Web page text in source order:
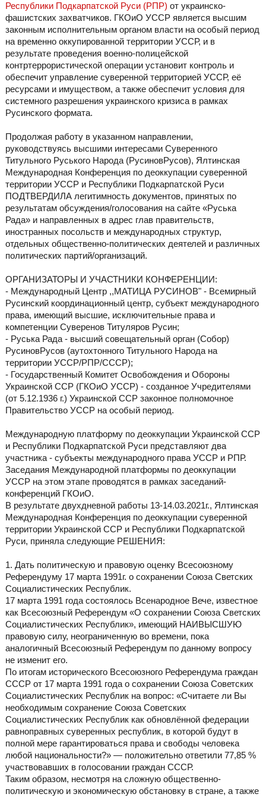
Республики Подкарпатской Руси (РПР) от украинско-
фашистских захватчиков. ГКОиО УССР является высшим
законным исполнительным органом власти на особый период
на временно оккупированной территории УССР, и в
результате проведения военно-полицейской
контртеррористической операции установит контроль и
обеспечит управление суверенной территорией УССР, её
ресурсами и имуществом, а также обеспечит условия для
системного разрешения украинского кризиса в рамках
Русинского формата.
Продолжая работу в указанном направлении,
руководствуясь высшими интересами Суверенного
Титульного Руського Народа (РусиновРусов), Ялтинская
Международная Конференция по деоккупации суверенной
территории УССР и Республики Подкарпатской Руси
ПОДТВЕРДИЛА легитимность документов, принятых по
результатам обсуждения/голосования на сайте «Руська
Рада» и направленных в адрес глав правительств,
иностранных посольств и международных структур,
отдельных общественно-политических деятелей и различных
политических партий/организаций.
ОРГАНИЗАТОРЫ И УЧАСТНИКИ КОНФЕРЕНЦИИ:
- Международный Центр ,,МАТИЦА РУСИНОВ" - Всемирный
Русинский координационный центр, субъект международного
права, имеющий высшие, исключительные права и
компетенции Суверенов Титуляров Русин;
- Руська Рада - высший совещательный орган (Собор)
РусиновРусов (аутохтонного Титульного Народа на
территории УССР/РПР/СССР);
- Государственный Комитет Освобождения и Обороны
Украинской ССР (ГКОиО УССР) - созданное Учредителями
(от 5.12.1936 г.) Украинской ССР законное полномочное
Правительство УССР на особый период.
Международную платформу по деоккупации Украинской ССР
и Республики Подкарпатской Руси представляют два
участника - субъекты международного права УССР и РПР.
Заседания Международной платформы по деоккупации
УССР на этом этапе проводятся в рамках заседаний-
конференций ГКОиО.
В результате двухдневной работы 13-14.03.2021г., Ялтинская
Международная Конференция по деоккупации суверенной
территории Украинской ССР и Республики Подкарпатской
Руси, приняла следующие РЕШЕНИЯ:
1. Дать политическую и правовую оценку Всесоюзному
Референдуму 17 марта 1991г. о сохранении Союза Светских
Социалистических Республик.
17 марта 1991 года состоялось Всенародное Вече, известное
как Всесоюзный Референдум «О сохранении Союза Светских
Социалистических Республик», имеющий НАИВЫСШУЮ
правовую силу, неограниченную во времени, пока
аналогичный Всесоюзный Референдум по данному вопросу
не изменит его.
По итогам исторического Всесоюзного Референдума граждан
СССР от 17 марта 1991 года о сохранении Союза Советских
Социалистических Республик на вопрос: «Считаете ли Вы
необходимым сохранение Союза Советских
Социалистических Республик как обновлённой федерации
равноправных суверенных республик, в которой будут в
полной мере гарантироваться права и свободы человека
любой национальности?» — положительно ответили 77,85 %
участвовавших в голосовании граждан СССР.
Таким образом, несмотря на сложную общественно-
политическую и экономическую обстановку в стране, а также